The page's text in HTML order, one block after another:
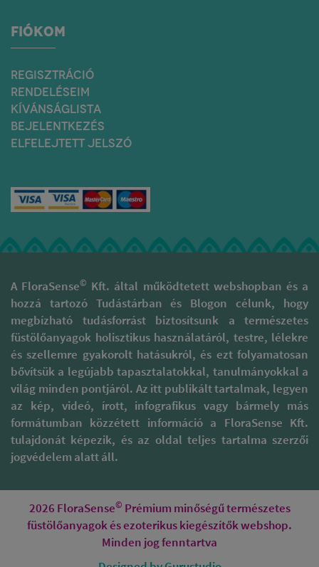
FIÓKOM
REGISZTRÁCIÓ
RENDELÉSEIM
KÍVÁNSÁGLISTA
BEJELENTKEZÉS
ELFELEJTETT JELSZÓ
A FloraSense© Kft. által működtetett webshopban és a
hozzá tartozó Tudástárban és Blogon célunk, hogy
megbízható tudásforrást biztosítsunk a természetes
füstölőanyagok holisztikus használatáról, testre, lélekre
és szellemre gyakorolt hatásukról, és ezt folyamatosan
bővítsük a legújabb tapasztalatokkal, tanulmányokkal a
világ minden pontjáról. Az itt publikált tartalmak, legyen
az kép, videó, írott, infografikus vagy bármely más
formátumban közzétett információ a FloraSense Kft.
tulajdonát képezik, és az oldal teljes tartalma szerzői
jogvédelem alatt áll.
2026 FloraSense© Prémium minőségű természetes
füstölőanyagok és ezoterikus kiegészítők webshop.
Minden jog fenntartva